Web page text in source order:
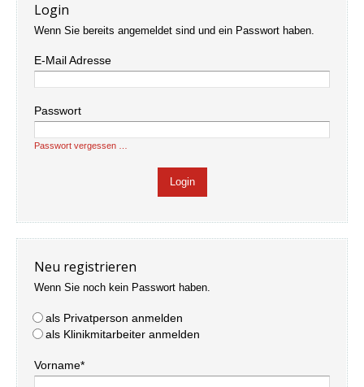
Login
Wenn Sie bereits angemeldet sind und ein Passwort haben.
E-Mail Adresse
Passwort
Passwort vergessen …
Neu registrieren
Wenn Sie noch kein Passwort haben.
als Privatperson anmelden
als Klinikmitarbeiter anmelden
Vorname*